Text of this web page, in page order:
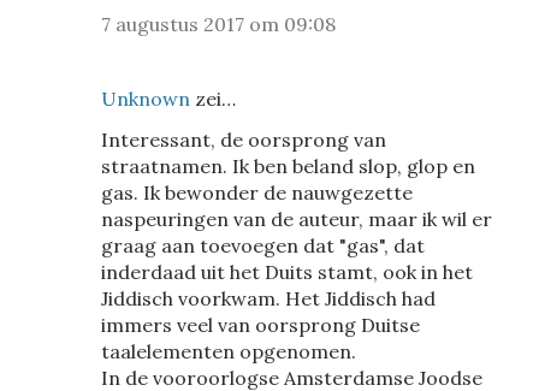
7 augustus 2017 om 09:08
Unknown zei…
Interessant, de oorsprong van
straatnamen. Ik ben beland slop, glop en
gas. Ik bewonder de nauwgezette
naspeuringen van de auteur, maar ik wil er
graag aan toevoegen dat "gas", dat
inderdaad uit het Duits stamt, ook in het
Jiddisch voorkwam. Het Jiddisch had
immers veel van oorsprong Duitse
taalelementen opgenomen.
In de vooroorlogse Amsterdamse Joodse